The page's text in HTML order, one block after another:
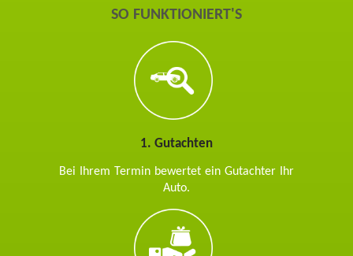
SO FUNKTIONIERT'S
1. Gutachten
Bei Ihrem Termin bewertet ein Gutachter Ihr
Auto.